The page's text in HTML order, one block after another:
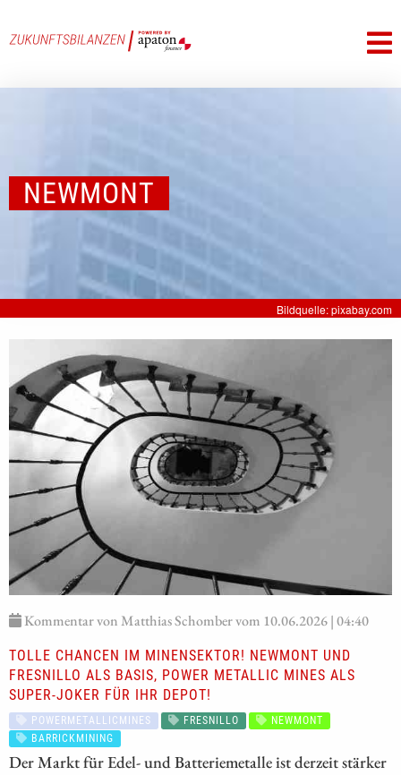
NEWMONT
Bildquelle: pixabay.com
Kommentar von Matthias Schomber vom 10.06.2026 | 04:40
TOLLE CHANCEN IM MINENSEKTOR! NEWMONT UND
FRESNILLO ALS BASIS, POWER METALLIC MINES ALS
SUPER-JOKER FÜR IHR DEPOT!
POWERMETALLICMINES FRESNILLO
NEWMONT
BARRICKMINING
Der Markt für Edel- und Batteriemetalle ist derzeit stärker